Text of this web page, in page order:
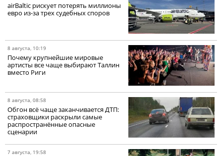
airBaltic рискует потерять миллионы
евро из-за трех судебных споров
8 августа, 10:19
Почему крупнейшие мировые
артисты все чаще выбирают Таллин
вместо Риги
8 августа, 08:58
Обгон всё чаще заканчивается ДТП:
страховщики раскрыли самые
распространённые опасные
сценарии
7 августа, 19:58